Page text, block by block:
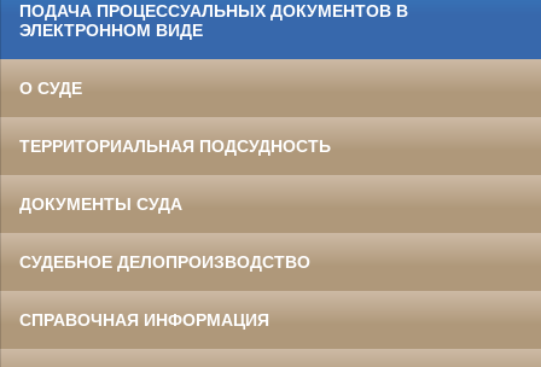
ПОДАЧА ПРОЦЕССУАЛЬНЫХ ДОКУМЕНТОВ В
ЭЛЕКТРОННОМ ВИДЕ
О СУДЕ
ТЕРРИТОРИАЛЬНАЯ ПОДСУДНОСТЬ
ДОКУМЕНТЫ СУДА
СУДЕБНОЕ ДЕЛОПРОИЗВОДСТВО
СПРАВОЧНАЯ ИНФОРМАЦИЯ